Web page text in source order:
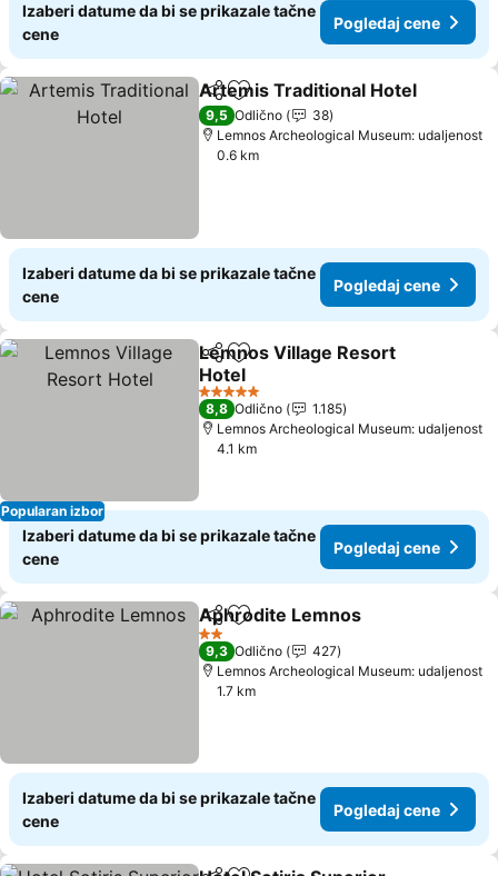
Izaberi datume da bi se prikazale tačne
cene
Pogledaj cene
Deli Dodati u favorite
Artemis Traditional Hotel
9,5 Odlično
38
Lemnos Archeological Museum: udaljenost
0.6 km
Izaberi datume da bi se prikazale tačne
cene
Pogledaj cene
Popularan izbor
Deli Dodati u favorite
Lemnos Village Resort
Hotel
5 Zvezdice
8,8 Odlično
1.185
Lemnos Archeological Museum: udaljenost
4.1 km
Izaberi datume da bi se prikazale tačne
cene
Pogledaj cene
Deli Dodati u favorite
Aphrodite Lemnos
2 Zvezdice
9,3 Odlično
427
Lemnos Archeological Museum: udaljenost
1.7 km
Izaberi datume da bi se prikazale tačne
cene
Pogledaj cene